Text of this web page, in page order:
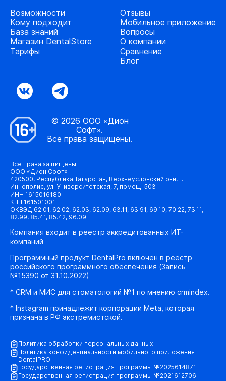
Возможности
Кому подходит
База знаний
Магазин DentalStore
Тарифы
Отзывы
Мобильное приложение
Вопросы
О компании
Сравнение
Блог
© 2026 ООО «Дион
Софт».
Все права защищены.
Все права защищены.
ООО «Дион Софт»
420500, Республика Татарстан, Верхнеуслонский р-н, г.
Иннополис, ул. Университетская, 7, помещ. 503
ИНН 1615016180
КПП 161501001
ОКВЭД 62.01, 62.02, 62.03, 62.09, 63.11, 63.91, 69.10, 70.22, 73.11,
82.99, 85.41, 85.42, 96.09
Компания входит в реестр аккредитованных ИТ-
компаний
Программный продукт DentalPro включен в реестр
российского программного обеспечения (Запись
№15390 от 31.10.2022)
* CRM и МИС для стоматологий №1 по мнению crmindex.
* Instagram принадлежит корпорации Meta, которая
признана в РФ экстремистской.
Политика обработки персональных данных
Политика конфиденциальности мобильного приложения
DentalPRO
Государственная регистрация программы №2025614871
Государственная регистрация программы №2021612706